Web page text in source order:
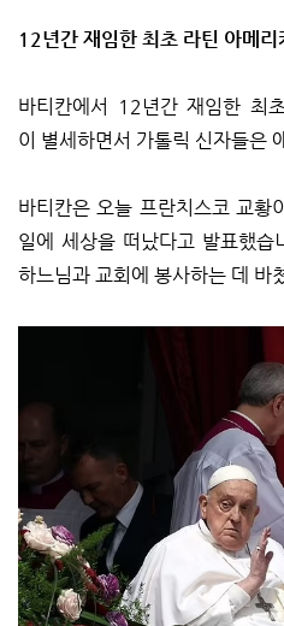
12년간 재임한 최초 라틴 아메리
바티칸에서 12년간 재임한 최
이 별세하면서 가톨릭 신자들은
바티칸은 오늘 프란치스코 교
일에 세상을 떠났다고 발표했
하느님과 교회에 봉사하는 데 바